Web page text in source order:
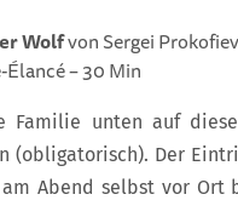
Wolfvon Sergei Prokofiev
– 30 Min
Familie unten auf
(obligatorisch). Der
Abend selbst vor Ort